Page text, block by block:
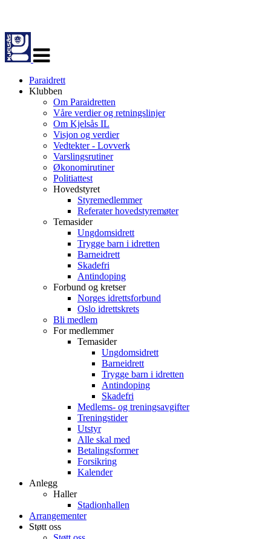
navigasjon
Paraidrett
Klubben
Om Paraidretten
Våre verdier og retningslinjer
Om Kjelsås IL
Visjon og verdier
Vedtekter - Lovverk
Varslingsrutiner
Økonomirutiner
Politiattest
Hovedstyret
Styremedlemmer
Referater hovedstyremøter
Temasider
Ungdomsidrett
Trygge barn i idretten
Barneidrett
Skadefri
Antindoping
Forbund og kretser
Norges idrettsforbund
Oslo idrettskrets
Bli medlem
For medlemmer
Temasider
Ungdomsidrett
Barneidrett
Trygge barn i idretten
Antindoping
Skadefri
Medlems- og treningsavgifter
Treningstider
Utstyr
Alle skal med
Betalingsformer
Forsikring
Kalender
Anlegg
Haller
Stadionhallen
Arrangementer
Støtt oss